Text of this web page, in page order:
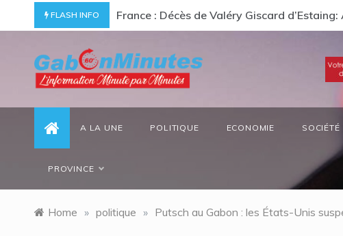
FLASH INFO
à un « passionné d’Afrique »Gabon/ Le ministre des Eaux et Forêts
gabonminutes.com
A LA UNE POLITIQUE ECONOMIE SOCIÉTÉ
PROVINCE
Home » politique » Putsch au Gabon : les États-Unis